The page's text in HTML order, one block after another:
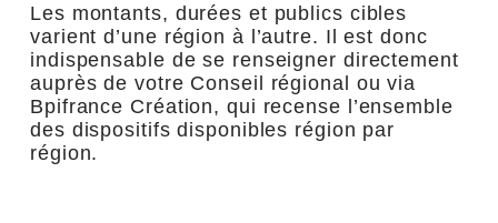
Les montants, durées et publics cibles
varient d’une région à l’autre. Il est donc
indispensable de se renseigner directement
auprès de votre Conseil régional ou via
Bpifrance Création, qui recense l’ensemble
des dispositifs disponibles région par
région.